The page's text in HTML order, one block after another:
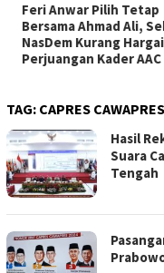
Feri Anwar Pilih Tetap
Bersama Ahmad Ali,
NasDem Kurang Hargai
Perjuangan Kader AAC
TAG: CAPRES CAWAPRES
Hasil
Suara
Tengah